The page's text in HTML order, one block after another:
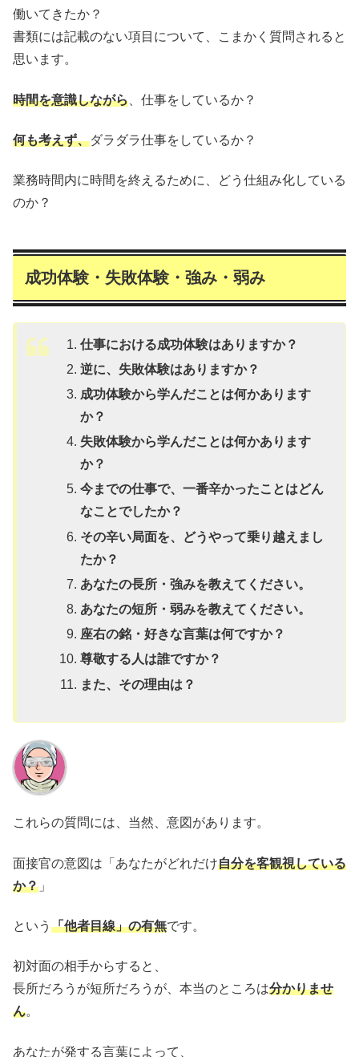
働いてきたか？
書類には記載のない項目について、こまかく質問されると
思います。
時間を意識しながら 、仕事をしているか？
何も考えず、ダラダラ仕事をしているか？
業務時間内に時間を終えるために、どう仕組み化している
のか？
成功体験・失敗体験・強み・弱み
仕事における成功体験はありますか？
逆に、失敗体験はありますか？
成功体験から学んだことは何かあります
か？
失敗体験から学んだことは何かあります
か？
今までの仕事で、一番辛かったことはどん
なことでしたか？
その辛い局面を、どうやって乗り越えまし
たか？
あなたの長所・強みを教えてください。
あなたの短所・弱みを教えてください。
座右の銘・好きな言葉は何ですか？
尊敬する人は誰ですか？
また、その理由は？
これらの質問には、当然、意図があります。
面接官の意図は「あなたがどれだけ自分を客観視している
か？ 」
という 「他者目線」の有無です。
初対面の相手からすると、
長所だろうが短所だろうが、本当のところは分かりませ
ん。
あなたが発する言葉によって、